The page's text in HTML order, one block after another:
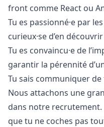
front comme React ou
Tu es passionné·e par
curieux·se d’en
Tu es convaincu·e de
garantir la pérennité
Tu sais communiquer
Nous attachons une
dans notre
que tu ne coches pas